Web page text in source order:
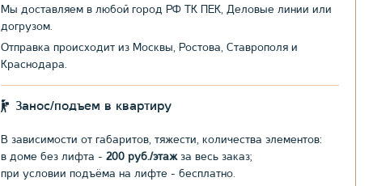
Мы доставляем в любой город РФ ТК ПЕК, Деловые линии или
догрузом.
Отправка происходит из Москвы, Ростова, Ставрополя и
Краснодара.
Занос/подъем в квартиру
В зависимости от габаритов, тяжести, количества элементов:
в доме без лифта - 200 руб./этажза весь заказ;
при условии подъёма на лифте - бесплатно.